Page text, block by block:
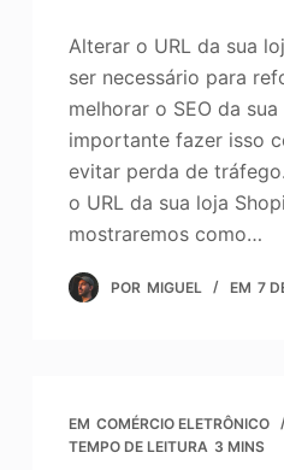
Alterar o URL da sua
ser necessário para
melhorar o SEO da
importante fazer isso
evitar perda de
o URL da sua loja
mostraremos como…
POR MIGUEL EM 7
EM COMÉRCIO ELETRÔNICO
TEMPO DE LEITURA 3 MINS